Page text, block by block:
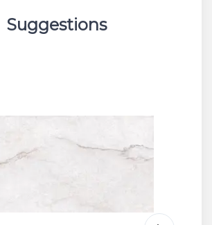
Suggestions